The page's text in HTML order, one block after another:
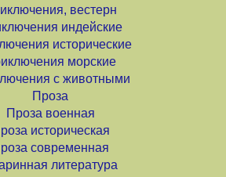
вестерн
индейские
исторические
морские
с животными
Проза
Проза военная
историческая
современная
литература